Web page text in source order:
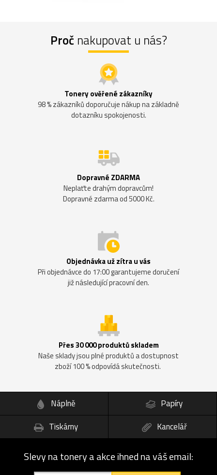
Proč nakupovat u nás?
Tonery ověřené zákazníky
98 % zákazníků doporučuje nákup na základně
dotazníku spokojenosti.
Dopravné ZDARMA
Neplaťte drahým dopravcům!
Dopravné zdarma od 5000 Kč.
Objednávka už zítra u vás
Při objednávce do 17:00 garantujeme doručení
již následující pracovní den.
Přes 30 000 produktů skladem
Naše sklady jsou plné produktů a dostupnost
zboží 100 % odpovídá skutečnosti.
Náplně
Papíry
Tiskárny
Kancelář
Slevy na tonery a akce ihned na váš email: